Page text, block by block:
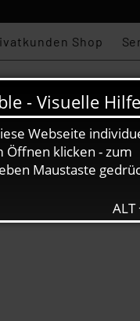
Shop
KarriereMein ELV